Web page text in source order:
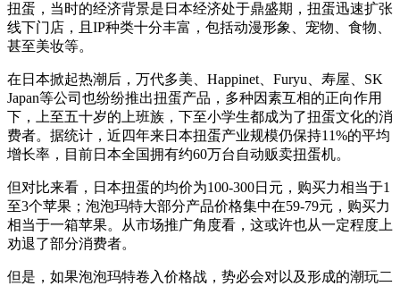
扭蛋，当时的经济背景是日本经济处于鼎盛期，扭蛋迅速扩张
线下门店，且IP种类十分丰富，包括动漫形象、宠物、食物、
甚至美妆等。
在日本掀起热潮后，万代多美、Happinet、Furyu、寿屋、SK
Japan等公司也纷纷推出扭蛋产品，多种因素互相的正向作用
下，上至五十岁的上班族，下至小学生都成为了扭蛋文化的消
费者。据统计，近四年来日本扭蛋产业规模仍保持11%的平均
增长率，目前日本全国拥有约60万台自动贩卖扭蛋机。
但对比来看，日本扭蛋的均价为100-300日元，购买力相当于1
至3个苹果；泡泡玛特大部分产品价格集中在59-79元，购买力
相当于一箱苹果。从市场推广角度看，这或许也从一定程度上
劝退了部分消费者。
但是，如果泡泡玛特卷入价格战，势必会对以及形成的潮玩二